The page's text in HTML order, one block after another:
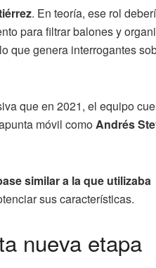
. En teoría, ese rol
para filtrar balones y
que genera interrogantes
que en 2021, el equipo
móvil comoAndrés
similar a la que utilizaba
sus características.
nueva etapa